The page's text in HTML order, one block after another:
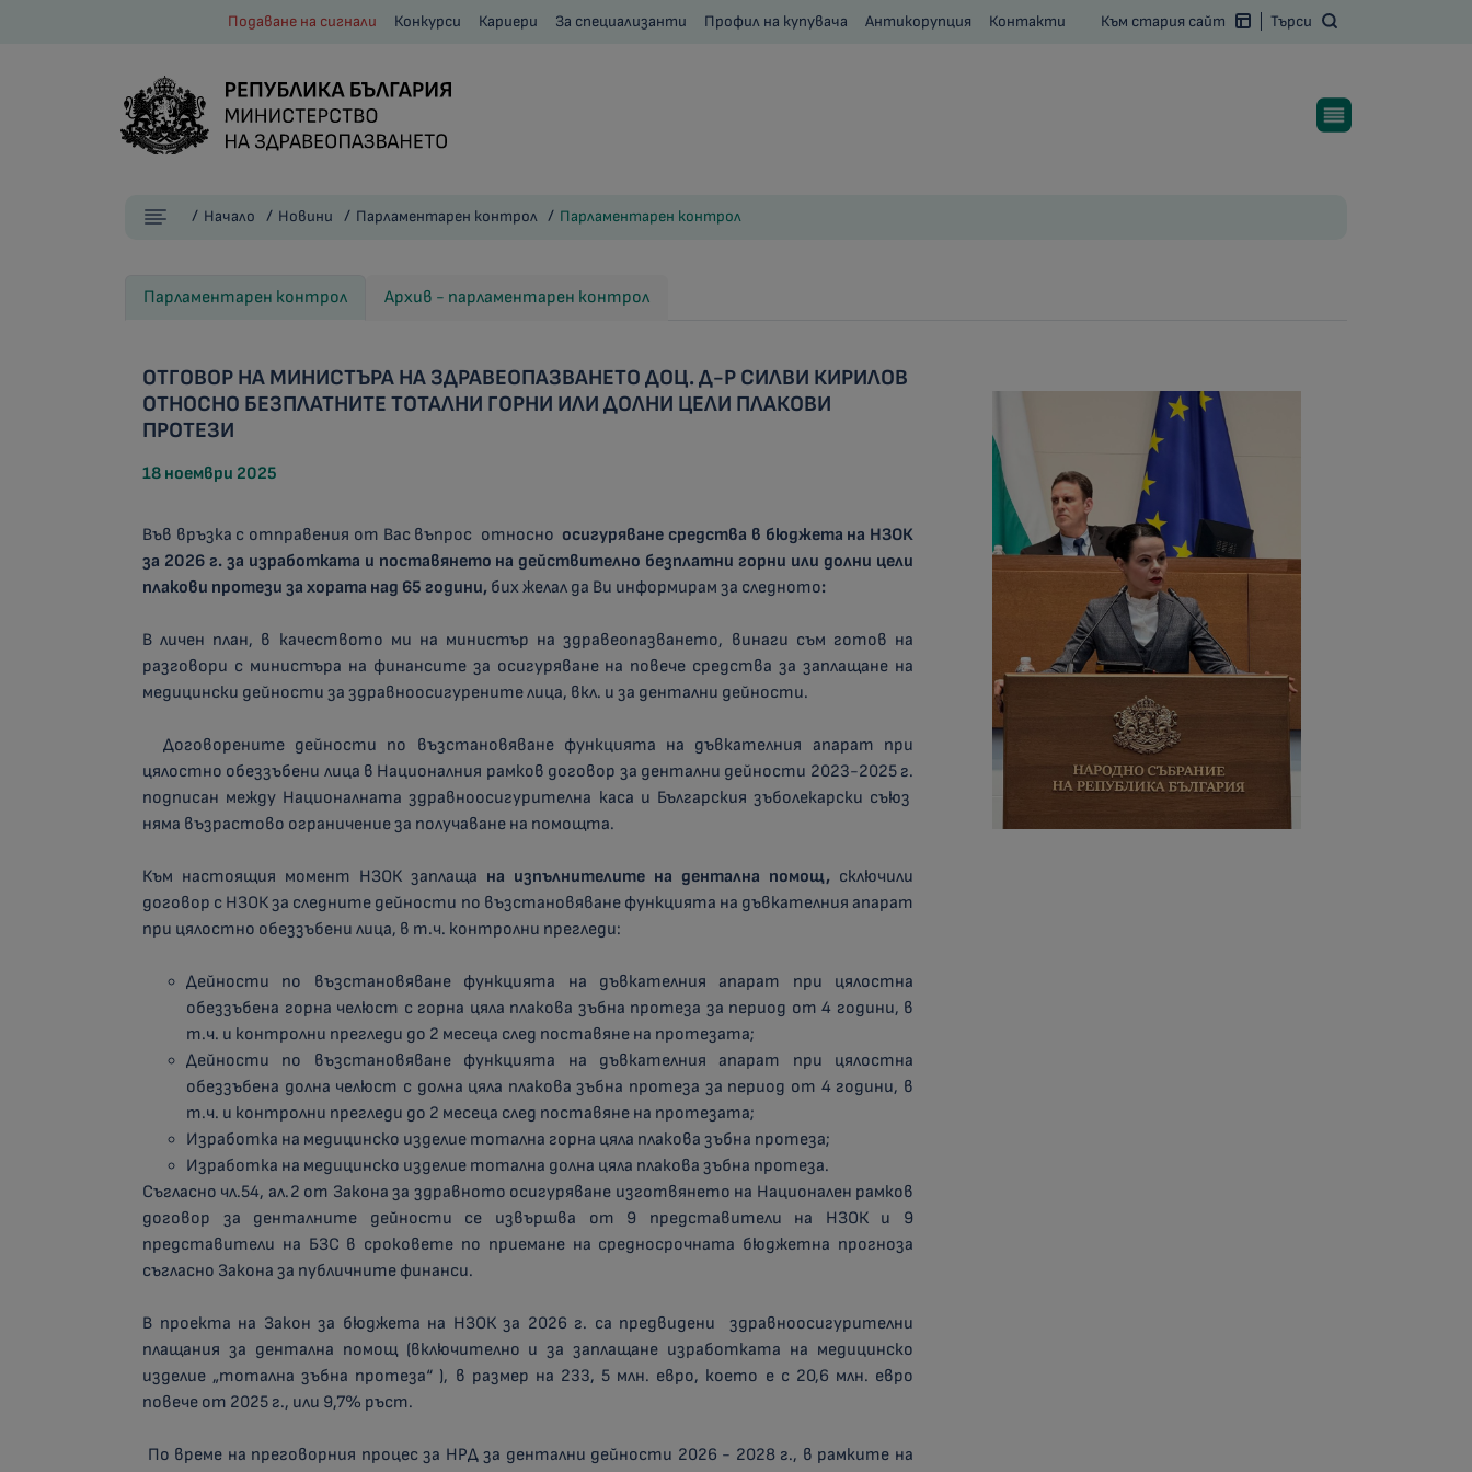
Подаване на сигнали Конкурси Кариери За специализанти Профил на купувача Антикорупция Контакти Към стария сайт Търси
Начало Новини Парламентарен контрол Парламентарен контрол
Парламентарен контрол Архив - парламентарен контрол
ОТГОВОР НА МИНИСТЪРА НА ЗДРАВЕОПАЗВАНЕТО ДОЦ. Д-Р СИЛВИ КИРИЛОВ
ОТНОСНО БЕЗПЛАТНИТЕ ТОТАЛНИ ГОРНИ ИЛИ ДОЛНИ ЦЕЛИ ПЛАКОВИ
ПРОТЕЗИ
18 ноември 2025
Във връзка с отправения от Вас въпрос относно осигуряване средства в бюджета на НЗОК
за 2026 г. за изработката и поставянето на действително безплатни горни или долни цели
плакови протези за хората над 65 години, бих желал да Ви информирам за следното:
В личен план, в качеството ми на министър на здравеопазването, винаги съм готов на
разговори с министъра на финансите за осигуряване на повече средства за заплащане на
медицински дейности за здравноосигурените лица, вкл. и за дентални дейности.
Договорените дейности по възстановяване функцията на дъвкателния апарат при
цялостно обеззъбени лица в Националния рамков договор за дентални дейности 2023-2025 г.
подписан между Националната здравноосигурителна каса и Българския зъболекарски съюз
няма възрастово ограничение за получаване на помощта.
Към настоящия момент НЗОК заплаща на изпълнителите на дентална помощ, сключили
договор с НЗОК за следните дейности по възстановяване функцията на дъвкателния апарат
при цялостно обеззъбени лица, в т.ч. контролни прегледи:
Дейности по възстановяване функцията на дъвкателния апарат при цялостна
обеззъбена горна челюст с горна цяла плакова зъбна протеза за период от 4 години, в
т.ч. и контролни прегледи до 2 месеца след поставяне на протезата;
Дейности по възстановяване функцията на дъвкателния апарат при цялостна
обеззъбена долна челюст с долна цяла плакова зъбна протеза за период от 4 години, в
т.ч. и контролни прегледи до 2 месеца след поставяне на протезата;
Изработка на медицинско изделие тотална горна цяла плакова зъбна протеза;
Изработка на медицинско изделие тотална долна цяла плакова зъбна протеза.
Съгласно чл.54, ал.2 от Закона за здравното осигуряване изготвянето на Национален рамков
договор за денталните дейности се извършва от 9 представители на НЗОК и 9
представители на БЗС в сроковете по приемане на средносрочната бюджетна прогноза
съгласно Закона за публичните финанси.
В проекта на Закон за бюджета на НЗОК за 2026 г. са предвидени здравноосигурителни
плащания за дентална помощ (включително и за заплащане изработката на медицинско
изделие „тотална зъбна протеза“ ), в размер на 233, 5 млн. евро, което е с 20,6 млн. евро
повече от 2025 г., или 9,7% ръст.
По време на преговорния процес за НРД за дентални дейности 2026 - 2028 г., в рамките на